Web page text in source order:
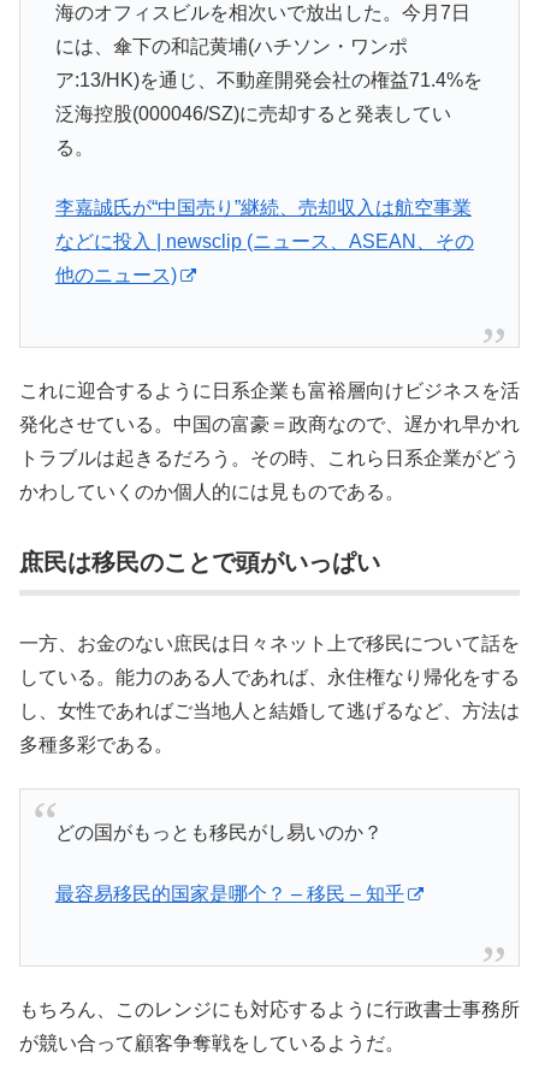
海のオフィスビルを相次いで放出した。今月7日
には、傘下の和記黄埔(ハチソン・ワンポ
ア:13/HK)を通じ、不動産開発会社の権益71.4%を
泛海控股(000046/SZ)に売却すると発表してい
る。
李嘉誠氏が“中国売り”継続、売却収入は航空事業
などに投入 | newsclip (ニュース、ASEAN、その
他のニュース)
これに迎合するように日系企業も富裕層向けビジネスを活
発化させている。中国の富豪＝政商なので、遅かれ早かれ
トラブルは起きるだろう。その時、これら日系企業がどう
かわしていくのか個人的には見ものである。
庶民は移民のことで頭がいっぱい
一方、お金のない庶民は日々ネット上で移民について話を
している。能力のある人であれば、永住権なり帰化をする
し、女性であればご当地人と結婚して逃げるなど、方法は
多種多彩である。
どの国がもっとも移民がし易いのか？
最容易移民的国家是哪个？ – 移民 – 知乎
もちろん、このレンジにも対応するように行政書士事務所
が競い合って顧客争奪戦をしているようだ。